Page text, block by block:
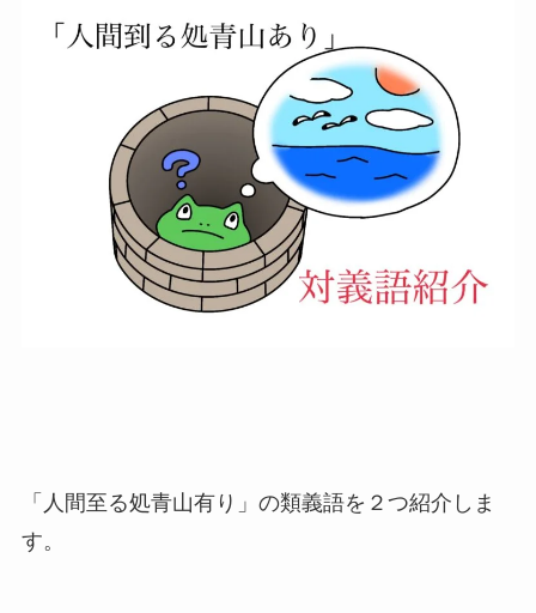
「人間至る処青山有り」の類義語を２つ紹介しま
す。